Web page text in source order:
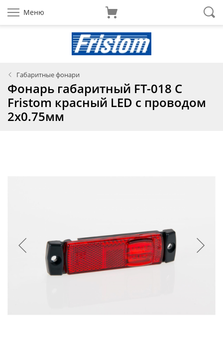
Меню
Габаритные фонари
Фонарь габаритный FT-018 C
Fristom красный LED с проводом
2x0.75мм